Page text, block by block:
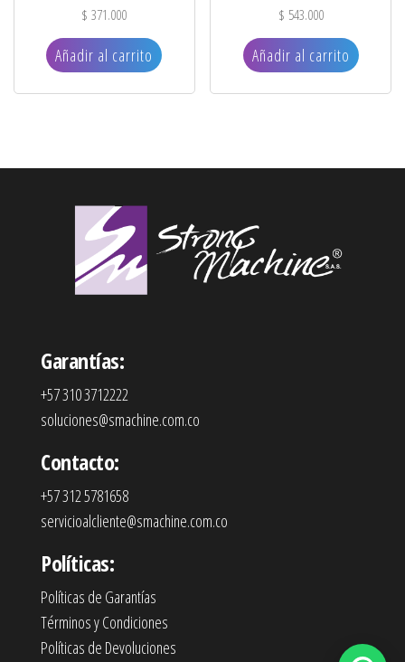
$ 371.000
Añadir al carrito
$ 543.000
Añadir al carrito
Garantías:
+57 310 3712222
soluciones@smachine.com.co
Contacto:
+57 312 5781658
servicioalcliente@smachine.com.co
Políticas:
Políticas de Garantías
Términos y Condiciones
Políticas de Devoluciones